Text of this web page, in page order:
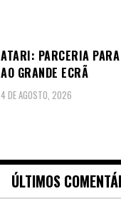
ATARI: PARCERIA
AO GRANDE ECRÃ
4 DE AGOSTO, 2026
ÚLTIMOS